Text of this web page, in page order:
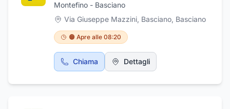
fornitura cofani, pubblicazione necrologi su
testate giornalistiche locali, affissione
manifesti. Onoranze Funebri Di Donato si
occupa anche di lavorazione marmi ed affini e
comprese sculture su commissione ed è in
grado di offrire un prodotto raffinato ed
Montefino - Basciano
Via Giuseppe Mazzini, Basciano, Basciano
🟠 Apre alle 08:20
Chiama Dettagli